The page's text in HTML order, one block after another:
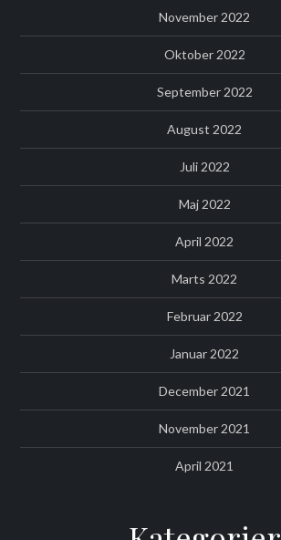
November 2022
Oktober 2022
September 2022
August 2022
Juli 2022
Maj 2022
April 2022
Marts 2022
Februar 2022
Januar 2022
December 2021
November 2021
April 2021